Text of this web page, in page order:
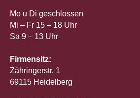
Mo u Di geschlossen
Mi – Fr 15 – 18 Uhr
Sa 9 – 13 Uhr
Firmensitz:
Zähringerstr. 1
69115 Heidelberg